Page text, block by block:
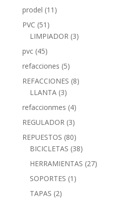
prodel (11)
PVC (51)
LIMPIADOR (3)
pvc (45)
refacciones (5)
REFACCIONES (8)
LLANTA (3)
refaccionmes (4)
REGULADOR (3)
REPUESTOS (80)
BICICLETAS (38)
HERRAMIENTAS (27)
SOPORTES (1)
TAPAS (2)